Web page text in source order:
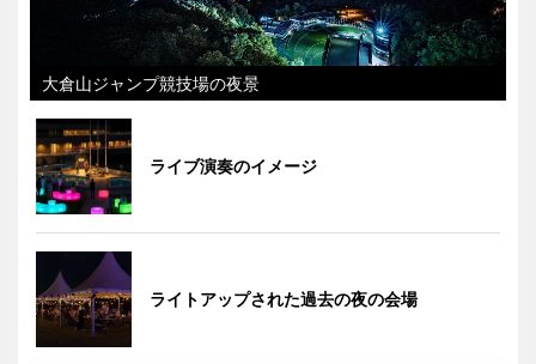
大倉山ジャンプ競技場の夜景
ライブ演奏のイメージ
ライトアップされた過去の夜の会場